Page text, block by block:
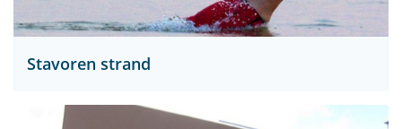
Stavoren strand